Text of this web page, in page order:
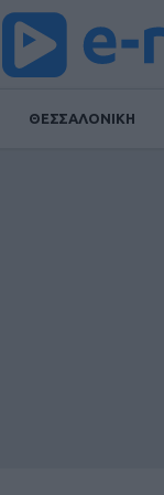
ΘΕΣΣΑΛΟΝΙΚΗ